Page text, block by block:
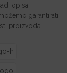
opisa
garantirati
proizvoda.